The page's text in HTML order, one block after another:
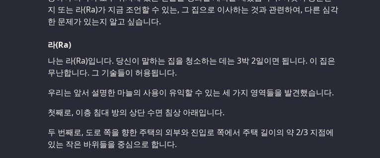
지 또는 라(Ra)가 지금 조언할 수 있는, 그 집으로 이사하는 것과 관련하여, 다른 심각
한 문제가 있는지 알고 싶습니다.
라(Ra)
나는 라(Ra)입니다. 당신이 말하는 집을 청소하는 데는 3박 2일이면 됩니다. 이 집은
무난합니다. 그 기술들이 허용됩니다.
우리는 앞서 설명한 마늘의 사용이 유익할 수 있는 세 가지 영역들을 발견했습니다.
첫째로, 이층 침대 방의 상단 수면 침상 아래입니다.
두 번째로, 도로 쪽을 향한 주택의 외부와 진입로 쪽에서 주택 길이의 약 2/3 지점에
있는 작은 바위들을 중심으로 합니다.